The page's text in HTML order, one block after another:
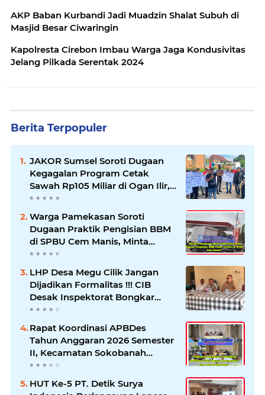
AKP Baban Kurbandi Jadi Muadzin Shalat Subuh di
Masjid Besar Ciwaringin
Kapolresta Cirebon Imbau Warga Jaga Kondusivitas
Jelang Pilkada Serentak 2024
Berita Terpopuler
JAKOR Sumsel Soroti Dugaan
Kegagalan Program Cetak
Sawah Rp105 Miliar di Ogan Ilir,
Desak Kadis Pertanian Mundur
Warga Pamekasan Soroti
Dugaan Praktik Pengisian BBM
di SPBU Cem Manis, Minta
Klarifikasi dan Pengawasan
LHP Desa Megu Cilik Jangan
Dijadikan Formalitas !!! CIB
Desak Inspektorat Bongkar
Seluruh Fakta dan Hentikan
Dugaan Permainan Oknum
Rapat Koordinasi APBDes
Tahun Anggaran 2026 Semester
II, Kecamatan Sokobanah
Libatkan 12 Desa
HUT Ke-5 PT. Detik Surya